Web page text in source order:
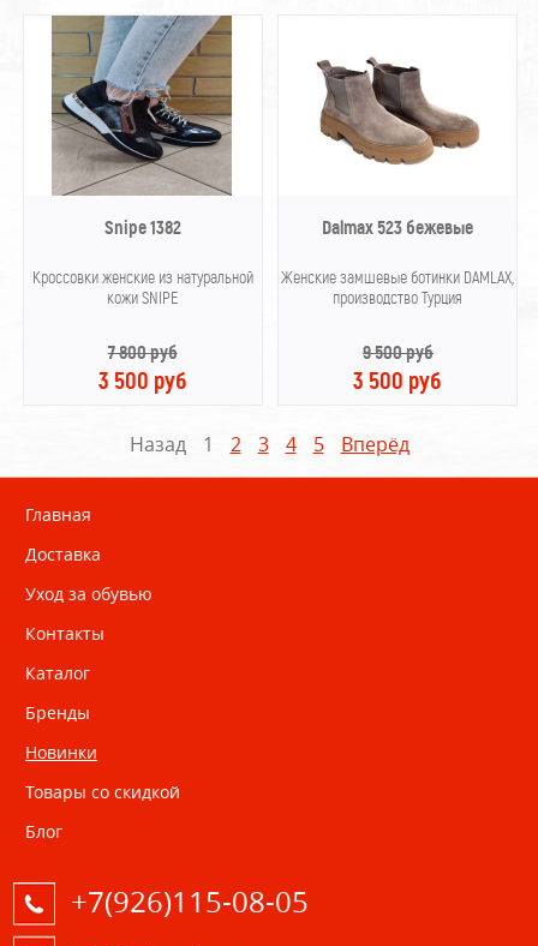
Snipe 1382
Кроссовки женские из натуральной
кожи SNIPE
7 800 руб
3 500 руб
Dalmax 523 бежевые
Женские замшевые ботинки DAMLAX,
производство Турция
9 500 руб
3 500 руб
Назад 1 2 3 4 5 Вперёд
Главная
Доставка
Уход за обувью
Контакты
Каталог
Бренды
Новинки
Товары со скидкой
Блог
+7(926)115-08-05